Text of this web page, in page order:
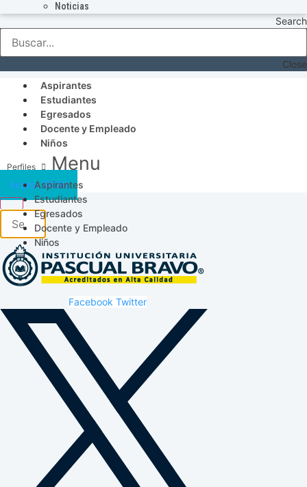
Noticias
Search
Close
Aspirantes
Estudiantes
Egresados
Docente y Empleado
Niños
Menu
Aspirantes
Estudiantes
Egresados
Docente y Empleado
Niños
Acceso SICAU
Facebook Twitter